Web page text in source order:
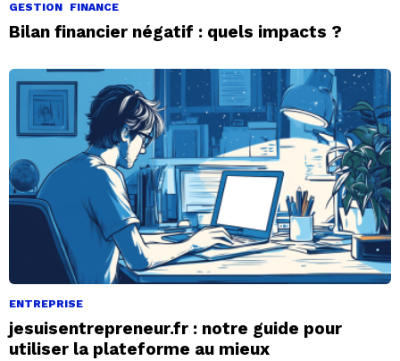
GESTION FINANCE
Bilan financier négatif : quels impacts ?
ENTREPRISE
jesuisentrepreneur.fr : notre guide pour
utiliser la plateforme au mieux